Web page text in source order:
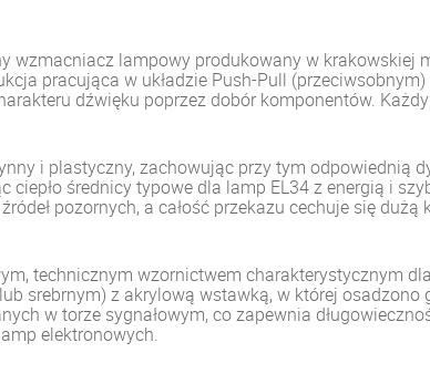
wzmacniacz lampowy produkowany w krakowskiej
pracująca w układzie Push-Pull
dźwięku poprzez dobór komponentów.
i plastyczny, zachowując przy tym
ciepło średnicy typowe dla lamp EL34 z energią i
pozornych, a całość przekazu cechuje się
technicznym wzornictwem charakterystycznym
srebrnym) z akrylową wstawką, w której
w torze sygnałowym, co zapewnia
elektronowych.